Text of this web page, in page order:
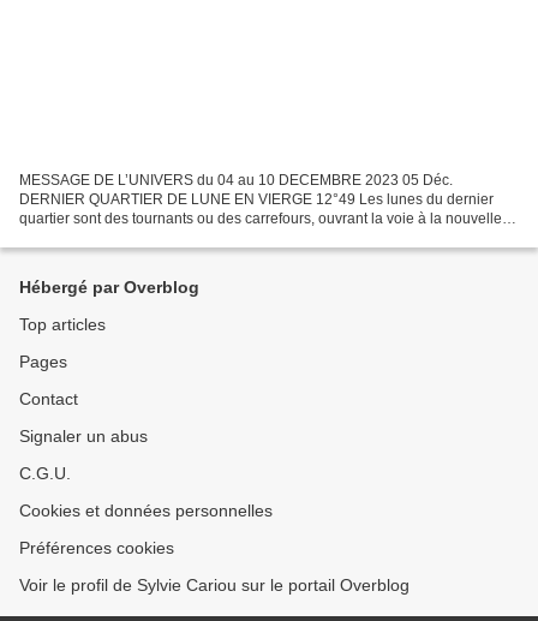
MESSAGE DE L’UNIVERS du 04 au 10 DECEMBRE 2023 05 Déc.
DERNIER QUARTIER DE LUNE EN VIERGE 12°49 Les lunes du dernier
quartier sont des tournants ou des carrefours, ouvrant la voie à la nouvelle
Hébergé par Overblog
Top articles
Pages
Contact
Signaler un abus
C.G.U.
Cookies et données personnelles
Préférences cookies
Voir le profil de Sylvie Cariou sur le portail Overblog